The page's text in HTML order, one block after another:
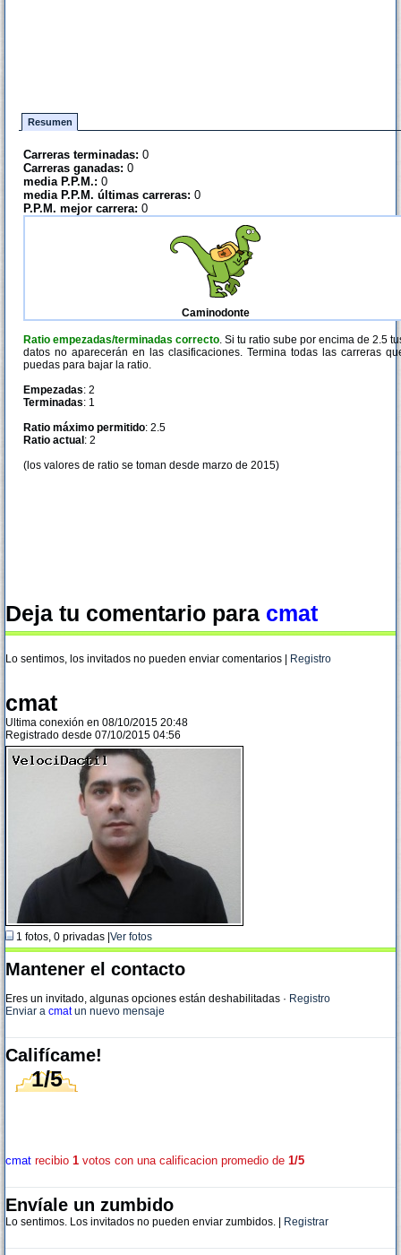
Resumen
Carreras terminadas: 0
Carreras ganadas: 0
media P.P.M.: 0
media P.P.M. últimas carreras: 0
P.P.M. mejor carrera: 0
Caminodonte
Ratio empezadas/terminadas correcto. Si tu ratio sube por encima de 2.5
datos no aparecerán en las clasificaciones. Termina todas las carreras
puedas para bajar la ratio.
Empezadas: 2
Terminadas: 1
Ratio máximo permitido: 2.5
Ratio actual : 2
(los valores de ratio se toman desde marzo de 2015)
Deja tu comentario para cmat
Lo sentimos, los invitados no pueden enviar comentarios | Registro
cmat
Ultima conexión en 08/10/2015 20:48
Registrado desde 07/10/2015 04:56
1 fotos, 0 privadas | Ver fotos
Mantener el contacto
Eres un invitado, algunas opciones están deshabilitadas · Registro
Enviar a cmatun nuevo mensaje
Califícame!
1/5
cmat recibio 1 votos con una calificacion promedio de 1/5
Envíale un zumbido
Lo sentimos. Los invitados no pueden enviar zumbidos. | Registrar